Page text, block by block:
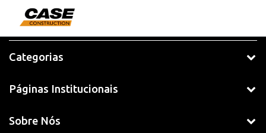
Categorias
Páginas Institucionais
Sobre Nós